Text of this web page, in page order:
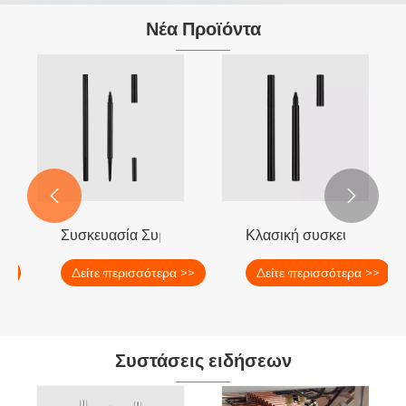
Νέα Προϊόντα
ή συσκευασία επένδυσης φρυδιών
Συσκευασία Συμβουλές Μικρών Μικρών Λειτουργιών
Δείτε περισσότερα >>
Κλασική συσκευασία
Δείτε περισσότερα >>
 
Συστάσεις ειδήσεων